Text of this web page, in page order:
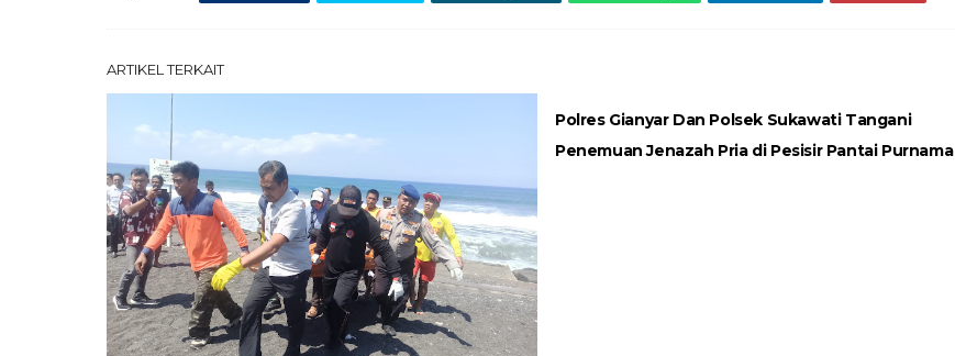
ARTIKEL TERKAIT
Polres Gianyar Dan Polsek Sukawati Tangani
Penemuan Jenazah Pria di Pesisir Pantai Purnama